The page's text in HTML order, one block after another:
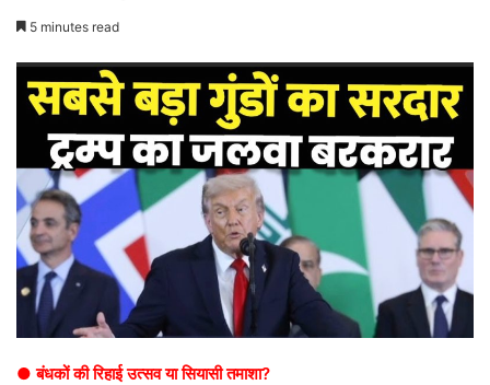
5 minutes read
● बंधकों की रिहाई उत्सव या सियासी तमाशा?